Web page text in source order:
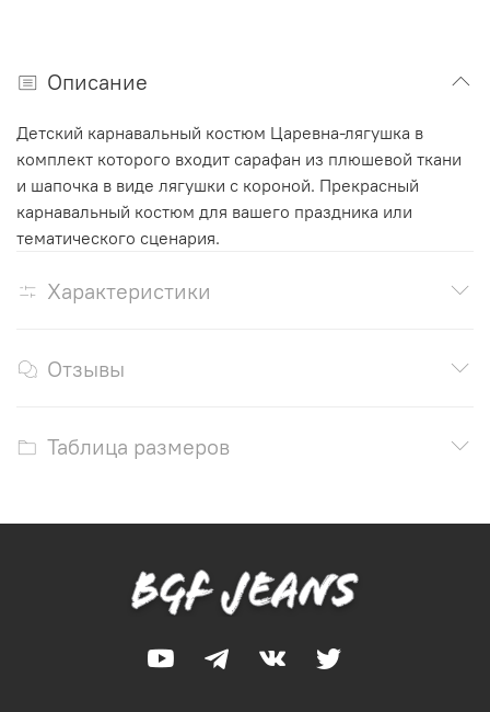
Описание
Детский карнавальный костюм Царевна-лягушка в
комплект которого входит сарафан из плюшевой ткани
и шапочка в виде лягушки с короной. Прекрасный
карнавальный костюм для вашего праздника или
тематического сценария.
Характеристики
Отзывы
Таблица размеров